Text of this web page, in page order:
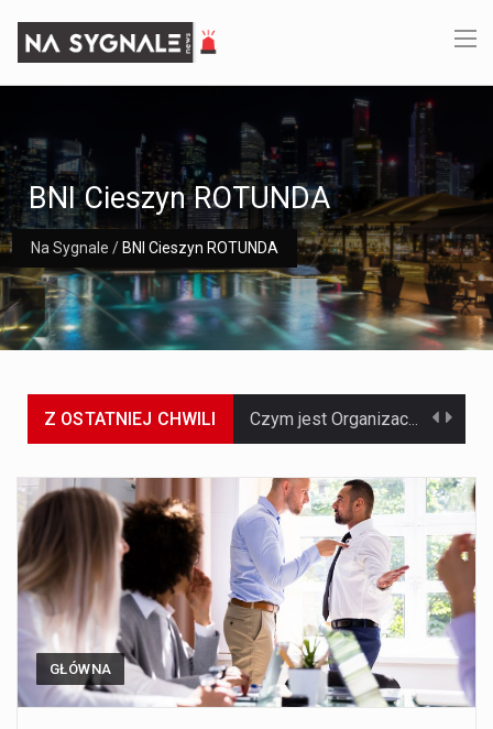
Na Sygnale / BNI Cieszyn ROTUNDA
BNI Cieszyn ROTUNDA
Z OSTATNIEJ CHWILI Czym jest Organizacja Traktatu Północnoatlantyckiego? Organizacja Traktatu Północnoatlantyckiego, powszechnie znana jako NATO, to międzynarodowy sojusz polityczno-wojskowy, który powstał 4 kwietnia 1949 roku. Został założony przez…
Co to jest serwis Aktualności Polska dzisiaj? Serwis Aktualności Polska dzisiaj to żywy i nowoczesny portal, który dostarcza najświeższe wieści z kraju i zagranicy. Obejmuje…
Co to jest cyberbezpieczeństwo w sieci? Cyberbezpieczeństwo w Internecie stanowi istotny element ochrony systemów informacyjnych. Jego zasadniczym celem jest zabezpieczenie przed różnorodnymi cyberzagrożeniami oraz ryzykiem,…
GŁÓWNA